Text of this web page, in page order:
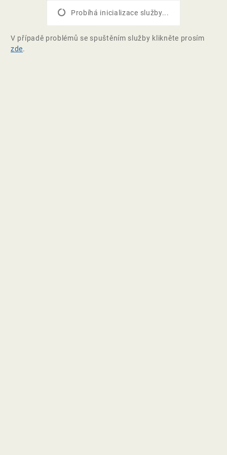
Probíhá inicializace služby...
V případě problémů se spuštěním služby klikněte prosím
zde.